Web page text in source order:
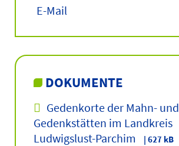
E-Mail
DOKUMENTE
Gedenkorte der Mahn- und
Gedenkstätten im Landkreis
Ludwigslust-Parchim
| 627 kB